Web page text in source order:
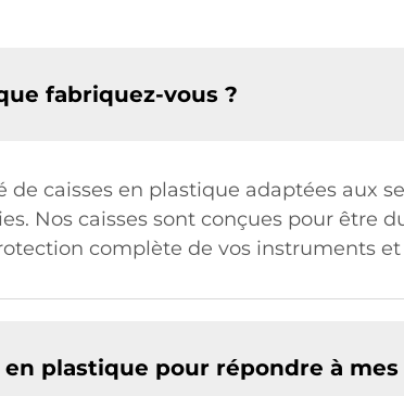
fabriquez-vous ?
caisses en plastique adaptées aux
Nos caisses sont conçues pour être
complète de vos instruments
plastique pour répondre à